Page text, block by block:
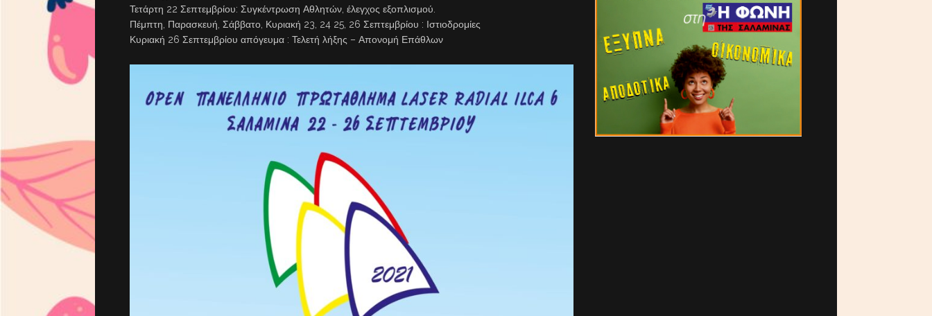
Τετάρτη 22 Σεπτεμβρίου: Συγκέντρωση Αθλητών, έλεγχος εξοπλισμού.
Πέμπτη, Παρασκευή, Σάββατο, Κυριακή 23, 24 25, 26 Σεπτεμβρίου : Ιστιοδρομίες
Κυριακή 26 Σεπτεμβρίου απόγευμα : Τελετή λήξης – Απονομή Επάθλων